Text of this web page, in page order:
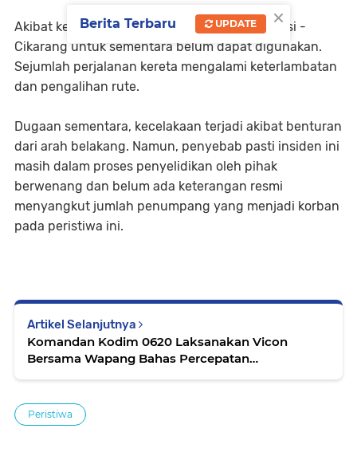
Akibat kejadian ini, jalur kereta api lintas Bekasi -
Cikarang untuk sementara belum dapat digunakan.
Sejumlah perjalanan kereta mengalami keterlambatan
dan pengalihan rute.
Dugaan sementara, kecelakaan terjadi akibat benturan
dari arah belakang. Namun, penyebab pasti insiden ini
masih dalam proses penyelidikan oleh pihak
berwenang dan belum ada keterangan resmi
menyangkut jumlah penumpang yang menjadi korban
pada peristiwa ini.
Artikel Selanjutnya
Komandan Kodim 0620 Laksanakan Vicon
Bersama Wapang Bahas Percepatan
Peristiwa
×
Berita Terbaru UPDATE